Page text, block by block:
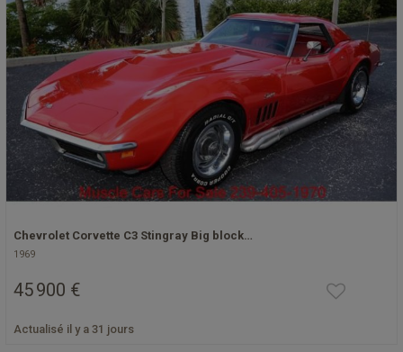
Chevrolet Corvette C3 Stingray Big block…
1969
45 900 €
Actualisé il y a 31 jours